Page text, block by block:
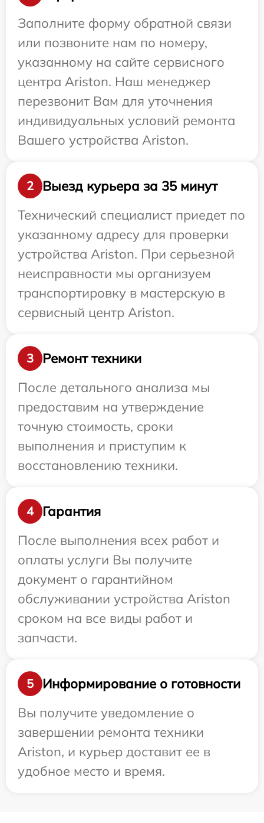
Заполните форму обратной связи
или позвоните нам по номеру,
указанному на сайте сервисного
центра Ariston. Наш менеджер
перезвонит Вам для уточнения
индивидуальных условий ремонта
Вашего устройства Ariston.
2
Выезд курьера за 35 минут
Технический специалист приедет по
указанному адресу для проверки
устройства Ariston. При серьезной
неисправности мы организуем
транспортировку в мастерскую в
сервисный центр Ariston.
3
Ремонт техники
После детального анализа мы
предоставим на утверждение
точную стоимость, сроки
выполнения и приступим к
восстановлению техники.
4
Гарантия
После выполнения всех работ и
оплаты услуги Вы получите
документ о гарантийном
обслуживании устройства Ariston
сроком на все виды работ и
запчасти.
5
Информирование о готовности
Вы получите уведомление о
завершении ремонта техники
Ariston, и курьер доставит ее в
удобное место и время.